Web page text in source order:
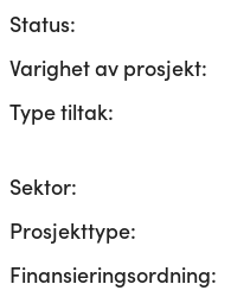
Status:
Varighet av prosjekt:
Type tiltak:
Sektor:
Prosjekttype:
Finansieringsordning: